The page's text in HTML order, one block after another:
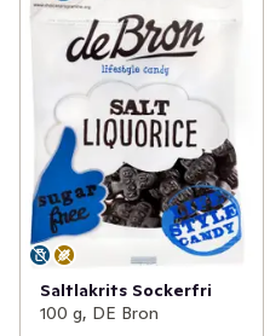
Saltlakrits Sockerfri
100 g, DE Bron